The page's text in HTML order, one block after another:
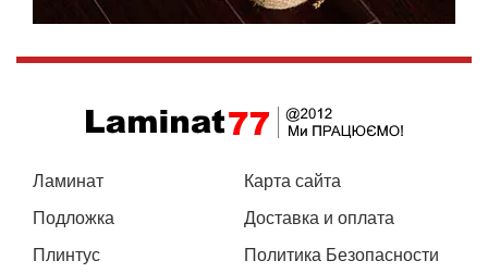
Ламинат
Подложка
Плинтус
Карта сайта
Доставка и оплата
Политика Безопасности